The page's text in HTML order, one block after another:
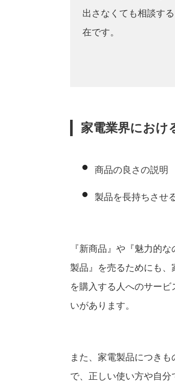
出さなくても相談す
在です。
家電業界におけ
商品の良さの説明
製品を長持ちさせ
『新商品』や『魅力的
製品』を売るためにも
を購入する人へのサー
いがあります。
また、家電製品につき
で、正しい使い方や自分